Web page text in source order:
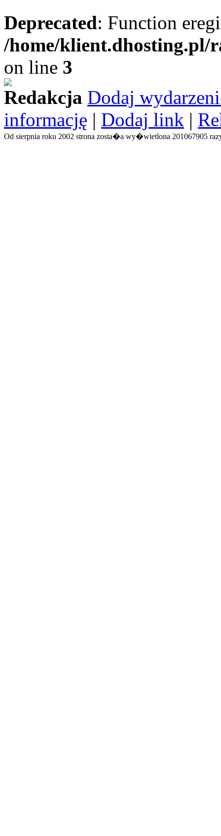
Deprecated: Function
/home/
on line 3
Redakcja Dodaj
informację | Dodaj link |
Od sierpnia roku 2002 strona zosta�a wy�wietlona 201067905